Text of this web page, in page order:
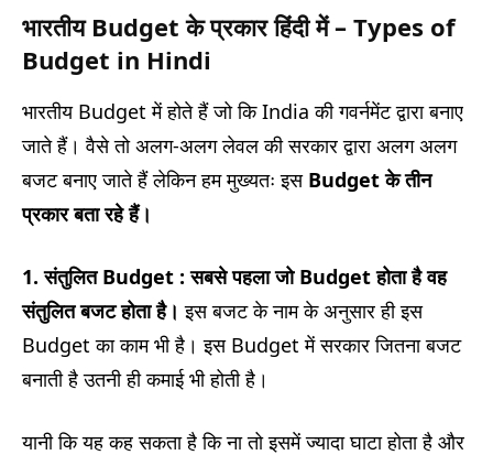
भारतीय Budget के प्रकार हिंदी में – Types of
Budget in Hindi
भारतीय Budget में होते हैं जो कि India की गवर्नमेंट द्वारा बनाए
जाते हैं। वैसे तो अलग-अलग लेवल की सरकार द्वारा अलग अलग
बजट बनाए जाते हैं लेकिन हम मुख्यतः इस Budget के तीन
प्रकार बता रहे हैं।
1. संतुलित Budget : सबसे पहला जो Budget होता है वह
संतुलित बजट होता है। इस बजट के नाम के अनुसार ही इस
Budget का काम भी है। इस Budget में सरकार जितना बजट
बनाती है उतनी ही कमाई भी होती है।
यानी कि यह कह सकता है कि ना तो इसमें ज्यादा घाटा होता है और